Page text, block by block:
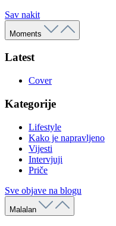
Sav nakit
Moments
Latest
Cover
Kategorije
Lifestyle
Kako je napravljeno
Vijesti
Intervjuji
Priče
Sve objave na blogu
Malalan